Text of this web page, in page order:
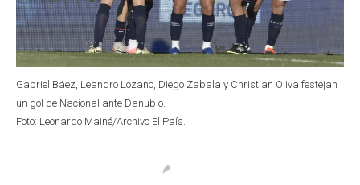
Gabriel Báez, Leandro Lozano, Diego Zabala y Christian Oliva festejan
un gol de Nacional ante Danubio.
Foto: Leonardo Mainé/Archivo El País.